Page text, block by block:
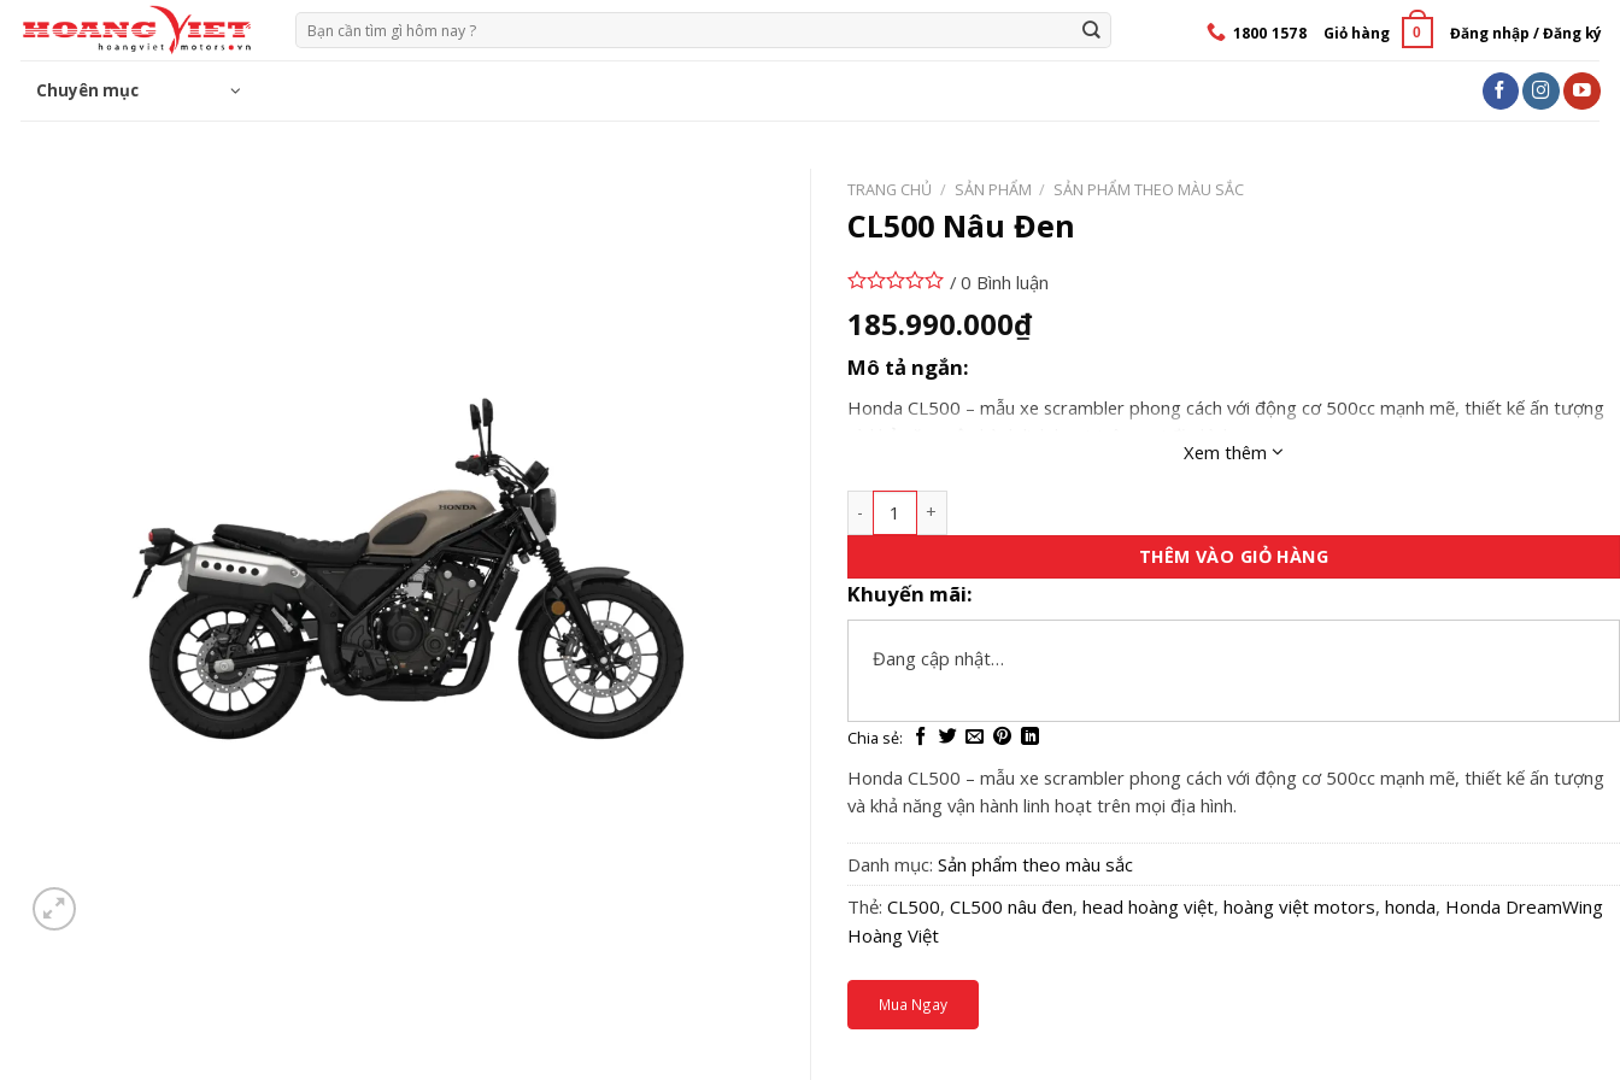
đến
Tìm
kiếm:
1800 1578 Giỏ hàng 0 Đăng nhập / Đăng ký
Chuyên mục
TRANG CHỦ / SẢN PHẨM / SẢN PHẨM THEO MÀU SẮC
CL500 Nâu Đen
/ 0 Bình luận
185.990.000₫
Mô tả ngắn:
Honda CL500 – mẫu xe scrambler phong cách với động cơ 500cc mạnh mẽ, thiết kế ấn tượng
Xem thêm
THÊM VÀO GIỎ HÀNG
Khuyến mãi:
Đang cập nhật…
Honda CL500 – mẫu xe scrambler phong cách với động cơ 500cc mạnh mẽ, thiết kế ấn tượng
và khả năng vận hành linh hoạt trên mọi địa hình.
Danh mục: Sản phẩm theo màu sắc
Thẻ: CL500, CL500 nâu đen, head hoàng việt, hoàng việt motors, honda, Honda DreamWing
Hoàng Việt
Mua Ngay